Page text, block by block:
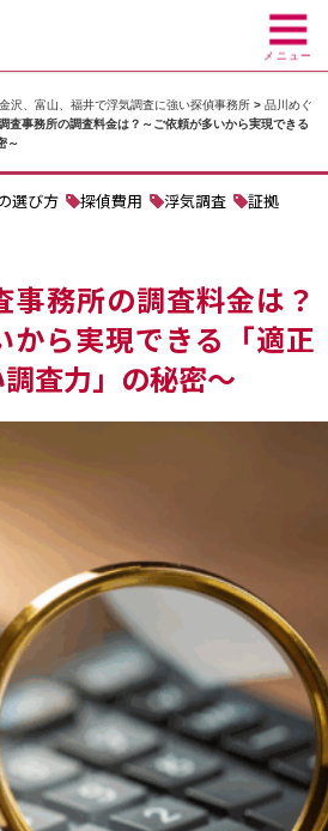
メニュー
沢、富山、福井で浮気調査に強い探偵事務所> 品川めぐ
査事務所の調査料金は？～ご依頼が多いから実現できる
～
選び方 探偵費用 浮気調査 証拠
事務所の調査料金は？
から実現できる「適正
査力」の秘密～